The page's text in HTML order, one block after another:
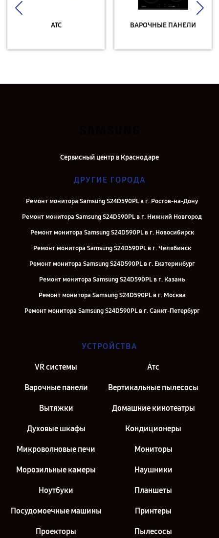
АТС ВАРОЧНЫЕ ПАНЕЛИ
Сервисный центр в Краснодаре
ДРУГИЕ ГОРОДА
Ремонт монитора Samsung S24D590PL в г. Ростов-на-Дону
Ремонт монитора Samsung S24D590PL в г. Нижний Новгород
Ремонт монитора Samsung S24D590PL в г. Новосибирск
Ремонт монитора Samsung S24D590PL в г. Челябинск
Ремонт монитора Samsung S24D590PL в г. Екатеринбург
Ремонт монитора Samsung S24D590PL в г. Казань
Ремонт монитора Samsung S24D590PL в г. Москва
Ремонт монитора Samsung S24D590PL в г. Санкт-Петербург
УСТРОЙСТВА
VR системы Атс
Варочные панели Вертикальные пылесосы
Вытяжки Домашние кинотеатры
Духовые шкафы Кондиционеры
Микроволновые печи Мониторы
Морозильные камеры Наушники
Ноутбуки Планшеты
Посудомоечные машины Принтеры
Проекторы Пылесосы